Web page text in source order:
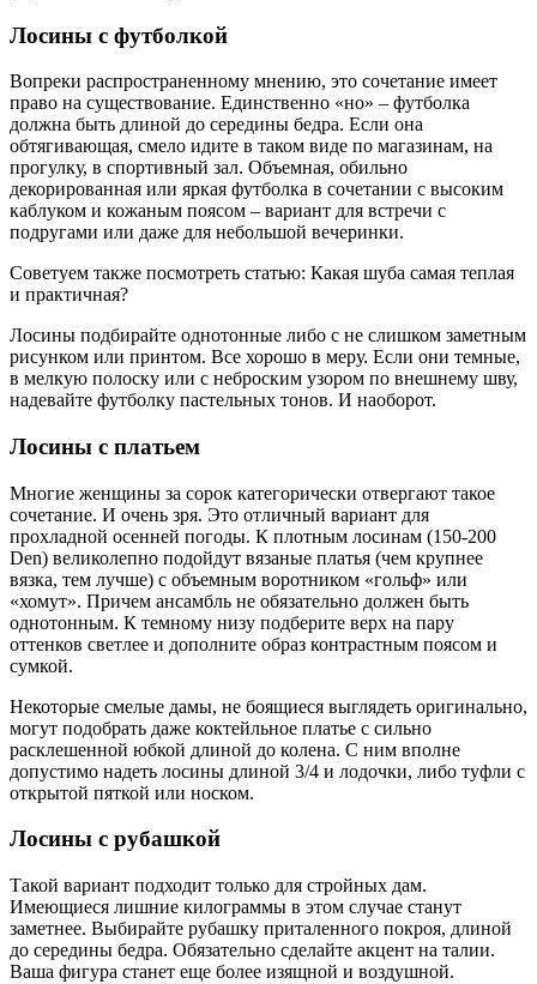
Лосины с футболкой
Вопреки распространенному мнению, это сочетание имеет
право на существование. Единственно «но» – футболка
должна быть длиной до середины бедра. Если она
обтягивающая, смело идите в таком виде по магазинам, на
прогулку, в спортивный зал. Объемная, обильно
декорированная или яркая футболка в сочетании с высоким
каблуком и кожаным поясом – вариант для встречи с
подругами или даже для небольшой вечеринки.
Советуем также посмотреть статью: Какая шуба самая теплая
и практичная?
Лосины подбирайте однотонные либо с не слишком заметным
рисунком или принтом. Все хорошо в меру. Если они темные,
в мелкую полоску или с неброским узором по внешнему шву,
надевайте футболку пастельных тонов. И наоборот.
Лосины с платьем
Многие женщины за сорок категорически отвергают такое
сочетание. И очень зря. Это отличный вариант для
прохладной осенней погоды. К плотным лосинам (150-200
Den) великолепно подойдут вязаные платья (чем крупнее
вязка, тем лучше) с объемным воротником «гольф» или
«хомут». Причем ансамбль не обязательно должен быть
однотонным. К темному низу подберите верх на пару
оттенков светлее и дополните образ контрастным поясом и
сумкой.
Некоторые смелые дамы, не боящиеся выглядеть оригинально,
могут подобрать даже коктейльное платье с сильно
расклешенной юбкой длиной до колена. С ним вполне
допустимо надеть лосины длиной 3/4 и лодочки, либо туфли с
открытой пяткой или носком.
Лосины с рубашкой
Такой вариант подходит только для стройных дам.
Имеющиеся лишние килограммы в этом случае станут
заметнее. Выбирайте рубашку приталенного покроя, длиной
до середины бедра. Обязательно сделайте акцент на талии.
Ваша фигура станет еще более изящной и воздушной.